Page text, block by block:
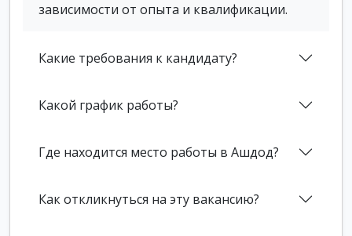
зависимости от опыта и квалификации.
Какие требования к кандидату?
Какой график работы?
Где находится место работы в Ашдод?
Как откликнуться на эту вакансию?